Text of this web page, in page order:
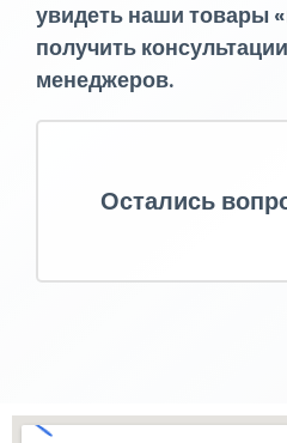
увидеть наши товары
получить
менеджеров.
Остались